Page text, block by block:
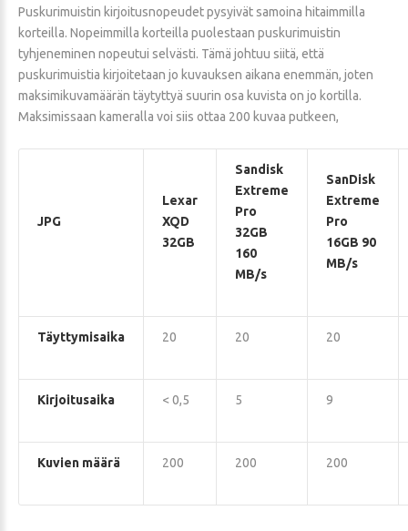
Puskurimuistin kirjoitusnopeudet pysyivät samoina hitaimmilla
korteilla. Nopeimmilla korteilla puolestaan puskurimuistin
tyhjeneminen nopeutui selvästi. Tämä johtuu siitä, että
puskurimuistia kirjoitetaan jo kuvauksen aikana enemmän, joten
maksimikuvamäärän täytyttyä suurin osa kuvista on jo kortilla.
Maksimissaan kameralla voi siis ottaa 200 kuvaa putkeen,
JPG
Lexar
XQD
32GB
Sandisk
Extreme
Pro
32GB
160
MB/s
SanDisk
Extreme
Pro
16GB 90
MB/s
Täyttymisaika 20 20 20
Kirjoitusaika < 0,5 5 9
Kuvien määrä 200 200 200